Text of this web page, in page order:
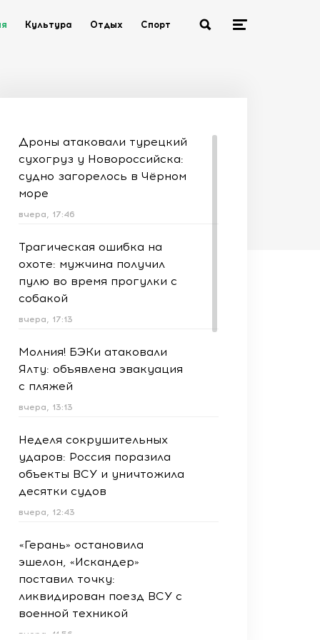
Культура Отдых Спорт
Дроны атаковали турецкий
сухогруз у Новороссийска:
судно загорелось в Чёрном
море
вчера, 17:46
Трагическая ошибка на
охоте: мужчина получил
пулю во время прогулки с
собакой
вчера, 17:13
Молния! БЭКи атаковали
Ялту: объявлена эвакуация
с пляжей
вчера, 13:13
Неделя сокрушительных
ударов: Россия поразила
объекты ВСУ и уничтожила
десятки судов
вчера, 12:43
«Герань» остановила
эшелон, «Искандер»
поставил точку:
ликвидирован поезд ВСУ с
военной техникой
вчера, 11:56